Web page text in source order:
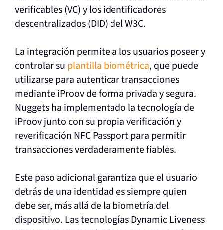
verificables (VC) y los identificadores
descentralizados (DID) del W3C.
La integración permite a los usuarios poseer y
controlar su plantilla biométrica, que puede
utilizarse para autenticar transacciones
mediante iProov de forma privada y segura.
Nuggets ha implementado la tecnología de
iProov junto con su propia verificación y
reverificación NFC Passport para permitir
transacciones verdaderamente fiables.
Este paso adicional garantiza que el usuario
detrás de una identidad es siempre quien
debe ser, más allá de la biometría del
dispositivo. Las tecnologías Dynamic Liveness